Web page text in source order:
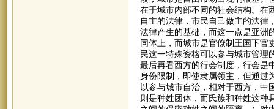
在于城市内部不同的社会结构。在
自主的法律，市民自己做主的法律
法律产生的基础，而这一点是亚
同体上，而城市是官僚制王国下官
民这一特殊资格可以参与城市管理
最后再看西方的行会制度，行会是
身份限制，即使隶属领主，但通过
以参与城市自治，相对于西方，中
则是种姓团体，而氏族和种姓这种